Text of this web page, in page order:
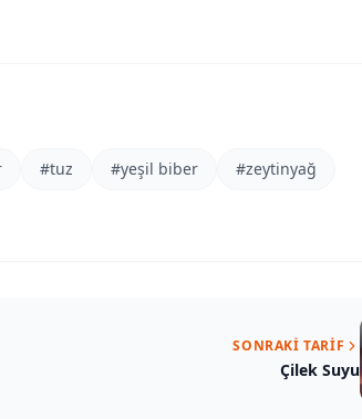
#tuz #yeşil biber #zeytinyağ
SONRAKI TARIF
Çilek Suyu